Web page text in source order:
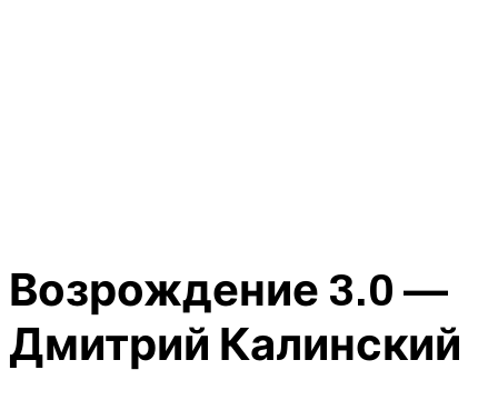
Возрождение 3.0 —
Дмитрий Калинский